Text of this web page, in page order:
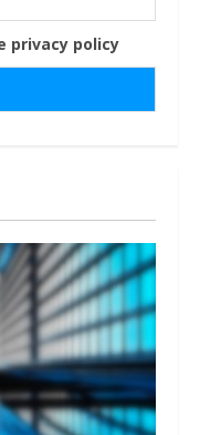
privacy policy